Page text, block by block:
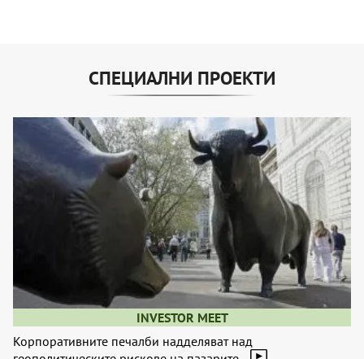
СПЕЦИАЛНИ ПРОЕКТИ
INVESTOR MEET
Корпоративните печалби надделяват над